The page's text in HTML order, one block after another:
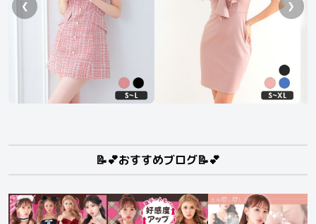
❮ ❯
📝💕おすすめブログ📝💕